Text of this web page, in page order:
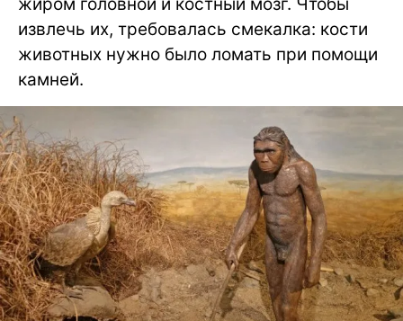
жиром головной и костный мозг. Чтобы
извлечь их, требовалась смекалка: кости
животных нужно было ломать при помощи
камней.